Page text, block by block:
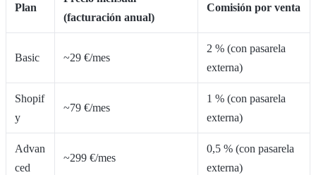
Plan
(facturación anual)
Comisión por venta
Basic ~29 €/mes
2 % (con pasarela
externa)
Shopif
y
~79 €/mes
1 % (con pasarela
externa)
Advan
ced
~299 €/mes
0,5 % (con pasarela
externa)